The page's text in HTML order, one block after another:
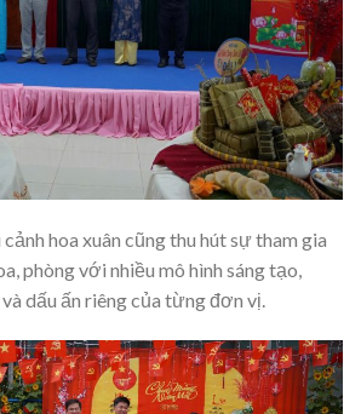
hoa xuân cũng thu hút sự tham gia
phòng với nhiều mô hình sáng tạo,
dấu ấn riêng của từng đơn vị.